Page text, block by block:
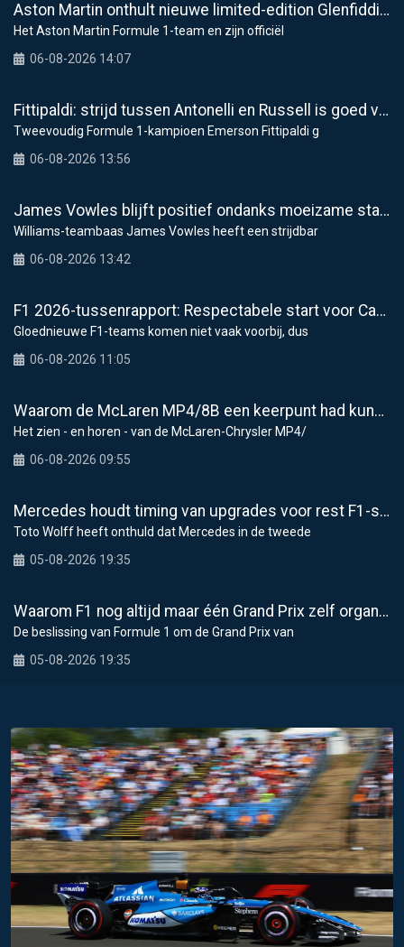
Aston Martin onthult nieuwe limited-edition Glenfiddich-whisky
Het Aston Martin Formule 1-team en zijn officiël
06-08-2026 14:07
Fittipaldi: strijd tussen Antonelli en Russell is goed voor F1
Tweevoudig Formule 1-kampioen Emerson Fittipaldi g
06-08-2026 13:56
James Vowles blijft positief ondanks moeizame start Williams 2026
Williams-teambaas James Vowles heeft een strijdbar
06-08-2026 13:42
F1 2026-tussenrapport: Respectabele start voor Cadillac
Gloednieuwe F1-teams komen niet vaak voorbij, dus
06-08-2026 11:05
Waarom de McLaren MP4/8B een keerpunt had kunnen zijn voor de F1
Het zien - en horen - van de McLaren-Chrysler MP4/
06-08-2026 09:55
Mercedes houdt timing van upgrades voor rest F1-seizoen 2026 nauwlettend in de gaten
Toto Wolff heeft onthuld dat Mercedes in de tweede
05-08-2026 19:35
Waarom F1 nog altijd maar één Grand Prix zelf organiseert
De beslissing van Formule 1 om de Grand Prix van
05-08-2026 19:35